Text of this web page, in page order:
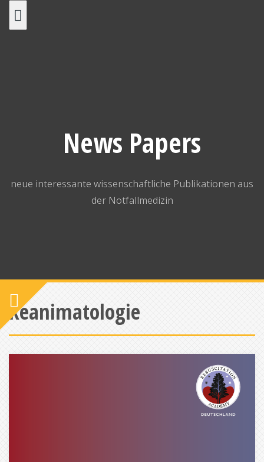
News Papers
neue interessante wissenschaftliche Publikationen aus
der Notfallmedizin
Reanimatologie